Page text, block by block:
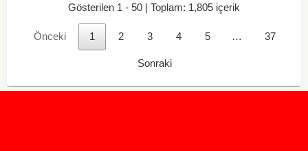
Gösterilen 1 - 50 | Toplam: 1,805 içerik
Önceki 1 2 3 4 5 … 37
Sonraki